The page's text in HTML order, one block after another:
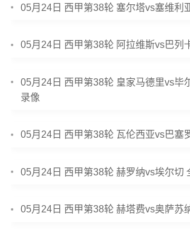
05月24日 西甲第38轮 塞尔塔vs塞维利
05月24日 西甲第38轮 阿拉维斯vs巴列
05月24日 西甲第38轮 皇家马德里vs毕
录像
05月24日 西甲第38轮 瓦伦西亚vs巴塞
05月24日 西甲第38轮 赫罗纳vs埃尔切
05月24日 西甲第38轮 赫塔费vs奥萨苏